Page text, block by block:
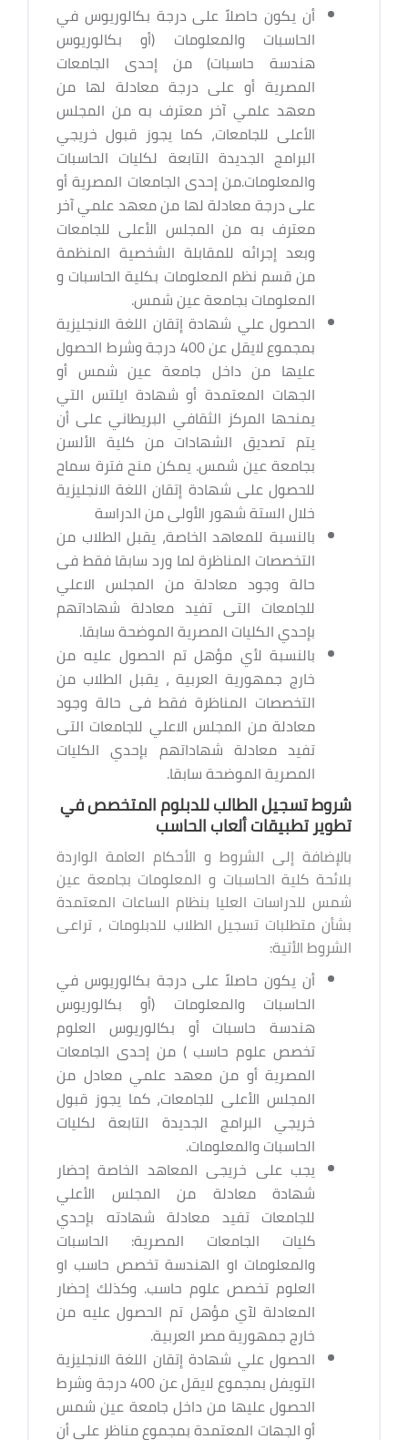
أن يكون حاصلاً على درجة بكالوريوس في
الحاسبات والمعلومات (أو بكالوريوس
هندسة حاسبات) من إحدى الجامعات
المصرية أو على درجة معادلة لها من
معهد علمي آخر معترف به من المجلس
الأعلى للجامعات، كما يجوز قبول خريجي
البرامج الجديدة التابعة لكليات الحاسبات
والمعلومات.من إحدى الجامعات المصرية أو
على درجة معادلة لها من معهد علمي آخر
معترف به من المجلس الأعلى للجامعات
وبعد إجرائه للمقابلة الشخصية المنظمة
من قسم نظم المعلومات بكلية الحاسبات و
المعلومات بجامعة عين شمس.
الحصول علي شهادة إتقان اللغة الانجليزية
بمجموع لايقل عن 400 درجة وشرط الحصول
عليها من داخل جامعة عين شمس أو
الجهات المعتمدة أو شهادة ايلتس التي
يمنحها المركز الثقافي البريطاني على أن
يتم تصديق الشهادات من كلية الألسن
بجامعة عين شمس. يمكن منح فترة سماح
للحصول على شهادة إتقان اللغة الانجليزية
خلال الستة شهور الأولى من الدراسة
بالنسبة للمعاهد الخاصة، يقبل الطلاب من
التخصصات المناظرة لما ورد سابقا فقط فى
حالة وجود معادلة من المجلس الاعلي
للجامعات التى تفيد معادلة شهاداتهم
بإحدي الكليات المصرية الموضحة سابقا.
بالنسبة لأي مؤهل تم الحصول عليه من
خارج جمهورية العربية ، يقبل الطلاب من
التخصصات المناظرة فقط فى حالة وجود
معادلة من المجلس الاعلي للجامعات التى
تفيد معادلة شهاداتهم بإحدي الكليات
المصرية الموضحة سابقا.
شروط تسجيل الطالب للدبلوم المتخصص في
تطوير تطبيقات ألعاب الحاسب
بالإضافة إلى الشروط و الأحكام العامة الواردة
بلائحة كلية الحاسبات و المعلومات بجامعة عين
شمس للدراسات العليا بنظام الساعات المعتمدة
بشأن متطلبات تسجيل الطلاب للدبلومات ، تراعى
الشروط الأتية:
أن يكون حاصلاً على درجة بكالوريوس في
الحاسبات والمعلومات (أو بكالوريوس
هندسة حاسبات أو بكالوريوس العلوم
تخصص علوم حاسب ) من إحدى الجامعات
المصرية أو من معهد علمي معادل من
المجلس الأعلى للجامعات، كما يجوز قبول
خريجي البرامج الجديدة التابعة لكليات
الحاسبات والمعلومات.
يجب على خريجى المعاهد الخاصة إحضار
شهادة معادلة من المجلس الأعلي
للجامعات تفيد معادلة شهادته بإحدي
كليات الجامعات المصرية: الحاسبات
والمعلومات او الهندسة تخصص حاسب او
العلوم تخصص علوم حاسب. وكذلك إحضار
المعادلة لآي مؤهل تم الحصول عليه من
خارج جمهورية مصر العربية.
الحصول علي شهادة إتقان اللغة الانجليزية
التويفل بمجموع لايقل عن 400 درجة وشرط
الحصول عليها من داخل جامعة عين شمس
أو الجهات المعتمدة بمجموع مناظر على أن